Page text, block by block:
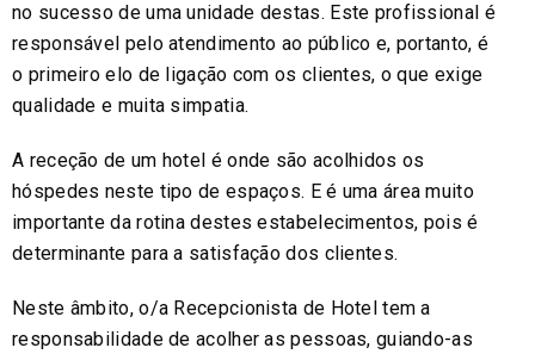
no sucesso de uma unidade destas. Este profissional é
responsável pelo atendimento ao público e, portanto, é
o primeiro elo de ligação com os clientes, o que exige
qualidade e muita simpatia.
A receção de um hotel é onde são acolhidos os
hóspedes neste tipo de espaços. E é uma área muito
importante da rotina destes estabelecimentos, pois é
determinante para a satisfação dos clientes.
Neste âmbito, o/a Recepcionista de Hotel tem a
responsabilidade de acolher as pessoas, guiando-as